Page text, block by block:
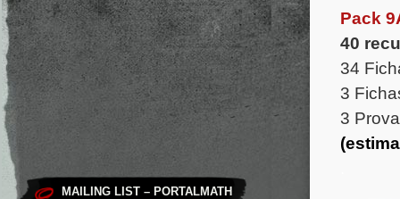
MAILING LIST – PORTALMATH
Pack
40
34
3
3